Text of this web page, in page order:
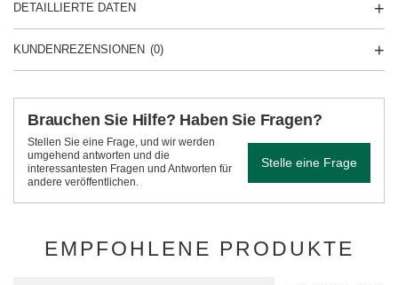
DETAILLIERTE DATEN
KUNDENREZENSIONEN (0)
Brauchen Sie Hilfe? Haben Sie Fragen?
Stellen Sie eine Frage, und wir werden
umgehend antworten und die
interessantesten Fragen und Antworten für
andere veröffentlichen.
Stelle eine Frage
EMPFOHLENE PRODUKTE